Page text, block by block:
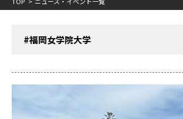
#福岡女学院大学